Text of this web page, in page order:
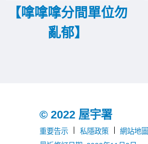
【嗱嗱嗱分間單位勿
亂郁】
© 2022 屋宇署
重要告示 私隱政策 網站地圖